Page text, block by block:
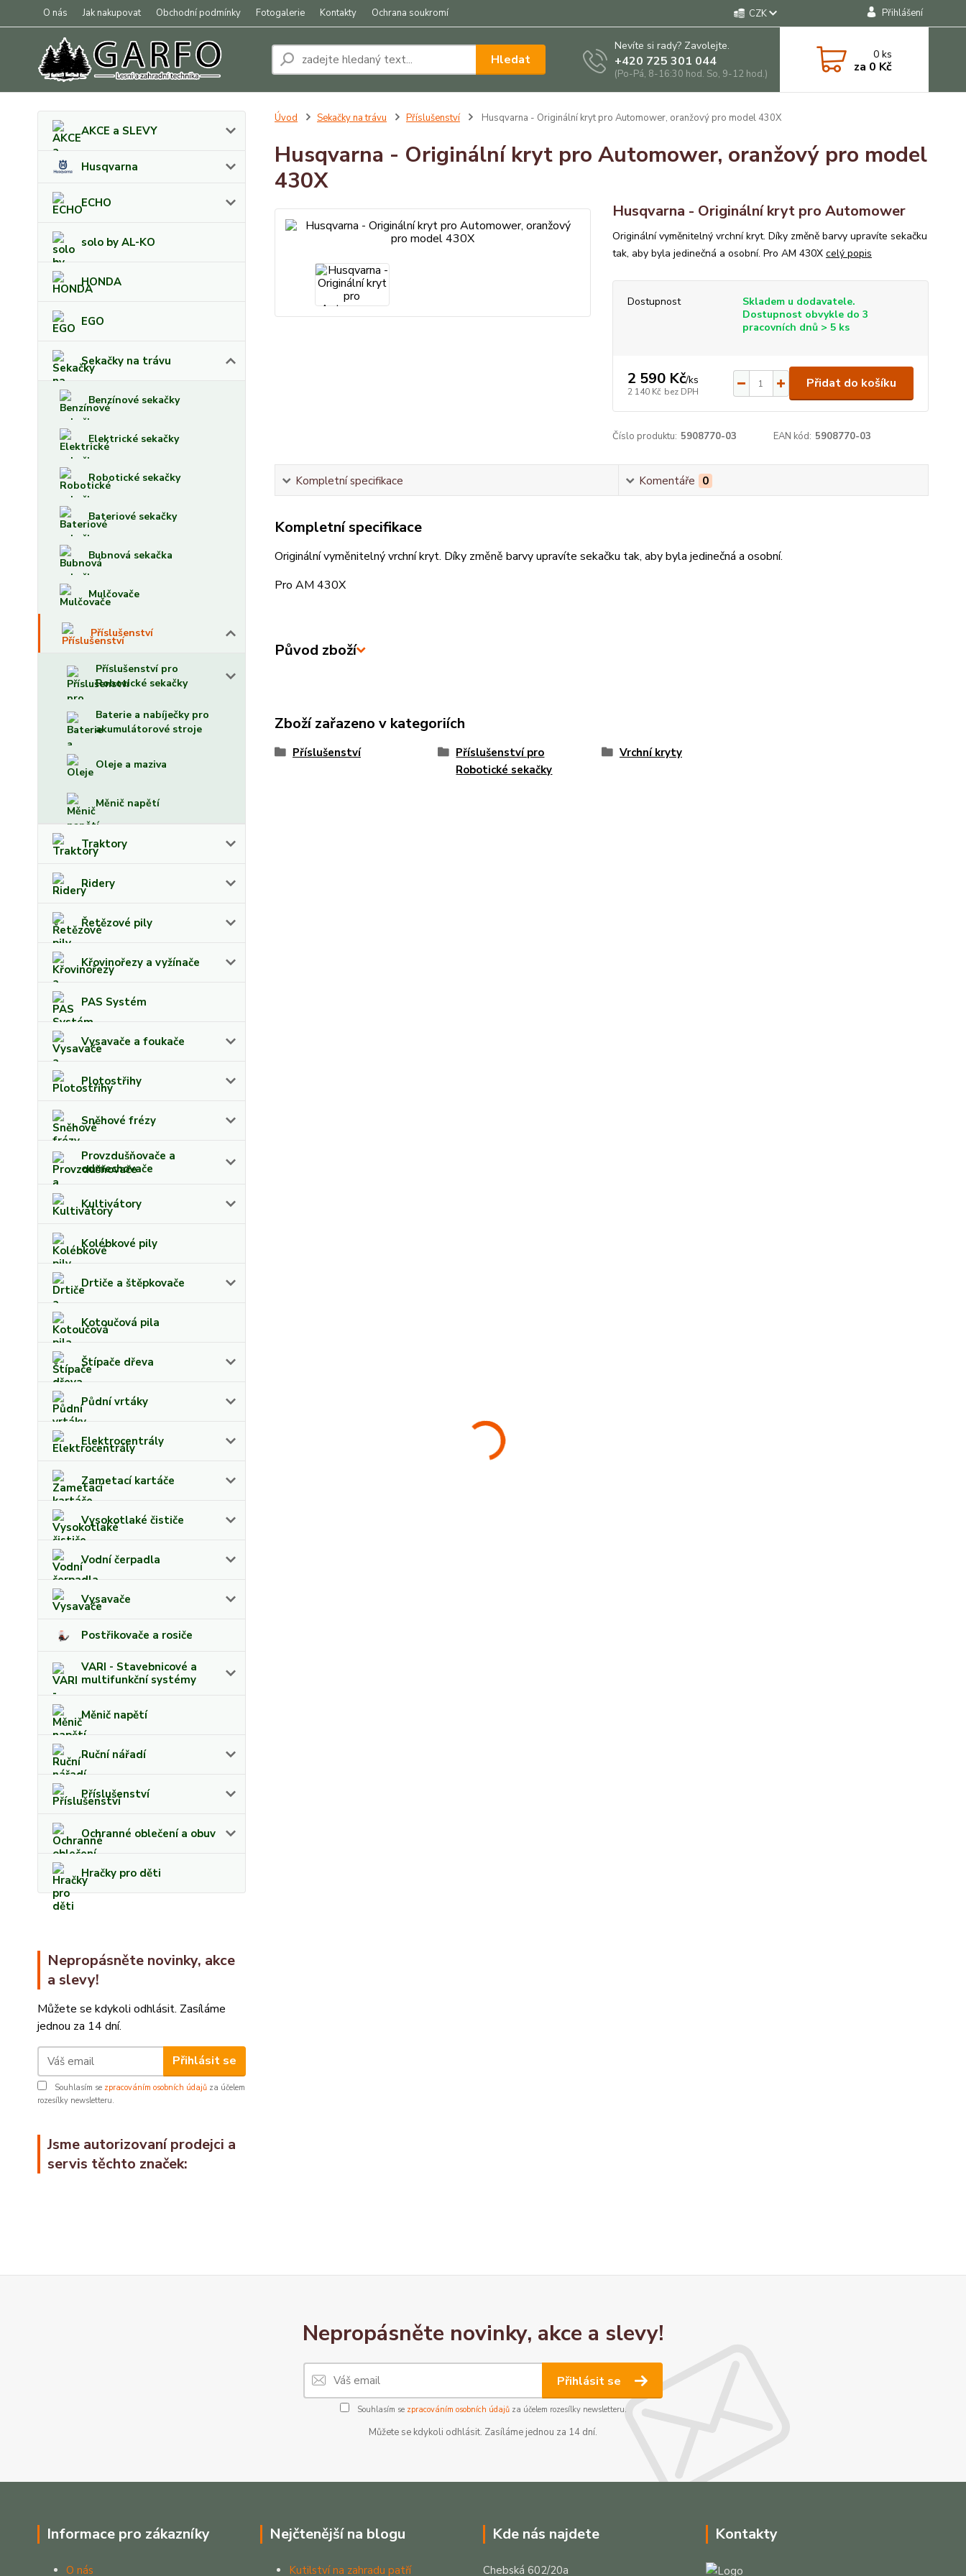
O nás Jak nakupovat Obchodní podmínky Fotogalerie Kontakty Ochrana soukromí CZK Přihlášení
Hledat
Nevíte si rady? Zavolejte.
+420 725 301 044
(Po-Pá, 8-16:30 hod. So, 9-12 hod.)
0ks
za 0 Kč
AKCE a SLEVY
Husqvarna
ECHO
solo by AL-KO
HONDA
EGO
Sekačky na trávu
Benzínové sekačky
Elektrické sekačky
Robotické sekačky
Bateriové sekačky
Bubnová sekačka
Mulčovače
Příslušenství
Příslušenství pro
Robotické sekačky
Baterie a nabíječky pro
akumulátorové stroje
Oleje a maziva
Měnič napětí
Traktory
Ridery
Řetězové pily
Křovinořezy a vyžínače
PAS Systém
Vysavače a foukače
Plotostřihy
Sněhové frézy
Provzdušňovače a
odmechovače
Kultivátory
Kolébkové pily
Drtiče a štěpkovače
Kotoučová pila
Štípače dřeva
Půdní vrtáky
Elektrocentrály
Zametací kartáče
Vysokotlaké čističe
Vodní čerpadla
Vysavače
Postřikovače a rosiče
VARI - Stavebnicové a
multifunkční systémy
Měnič napětí
Ruční nářadí
Příslušenství
Ochranné oblečení a obuv
Hračky pro děti
Nepropásněte novinky, akce
a slevy!
Můžete se kdykoli odhlásit. Zasíláme
jednou za 14 dní.
Přihlásit se
Souhlasím se zpracováním osobních údajů za účelem
rozesílky newsletteru.
Jsme autorizovaní prodejci a
servis těchto značek:
Úvod Sekačky na trávu Příslušenství Husqvarna - Originální kryt pro Automower, oranžový pro model 430X
Husqvarna - Originální kryt pro Automower, oranžový pro model
430X
Husqvarna - Originální kryt pro Automower
Originální vyměnitelný vrchní kryt. Díky změně barvy upravíte sekačku
tak, aby byla jedinečná a osobní. Pro AM 430X celý popis
Dostupnost
Skladem u dodavatele.
Dostupnost obvykle do 3
pracovních dnů > 5 ks
2 590 Kč/ks
2 140 Kč bez DPH
Přidat do košíku
Číslo produktu: 5908770-03 EAN kód: 5908770-03
Kompletní specifikace Komentáře 0
Kompletní specifikace
Originální vyměnitelný vrchní kryt. Díky změně barvy upravíte sekačku tak, aby byla jedinečná a osobní.
Pro AM 430X
Původ zboží
Zboží zařazeno v kategoriích
Příslušenství
Příslušenství pro
Robotické sekačky
Vrchní kryty
Nepropásněte novinky, akce a slevy!
Přihlásit se
Souhlasím se zpracováním osobních údajůza účelem rozesílky newsletteru.
Můžete se kdykoli odhlásit. Zasíláme jednou za 14 dní.
Informace pro zákazníky
O nás
Nejčtenější na blogu
Kutilství na zahradu patří
Kde nás najdete
Chebská 602/20a
Kontakty